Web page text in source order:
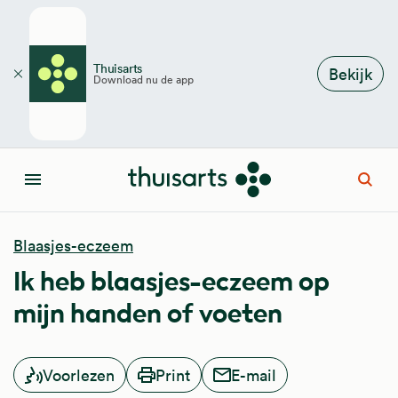
Thuisarts
Download nu de app Bekijk
Sluiten
Menu
Blaasjes-eczeem
Ik heb blaasjes-eczeem op
mijn handen of voeten
Voorlezen Print E-mail